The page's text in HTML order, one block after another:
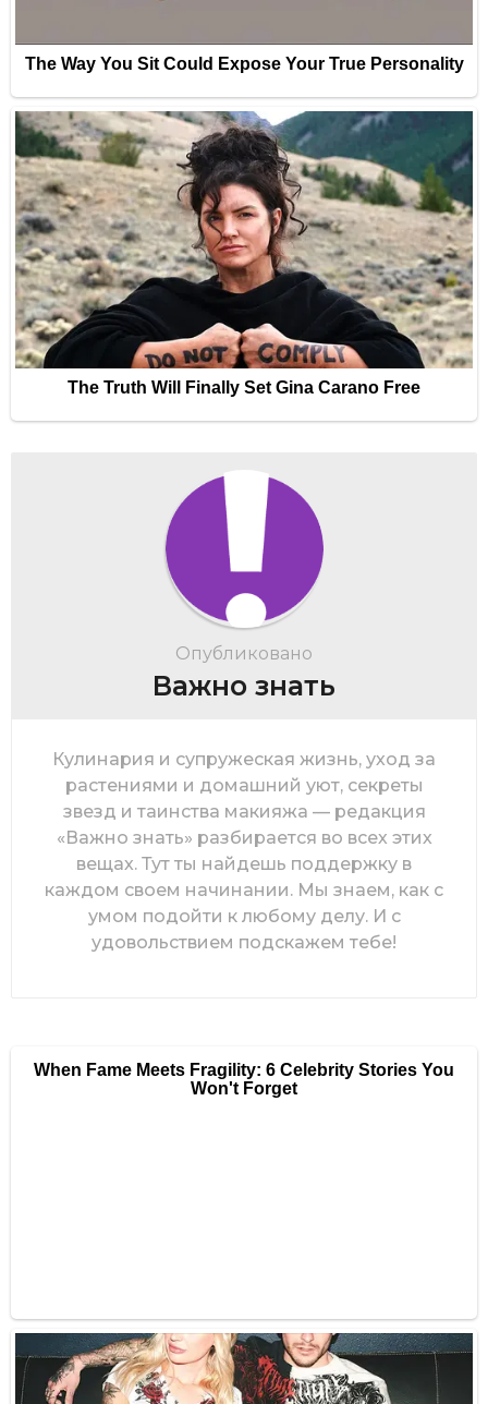
Опубликовано
Важно знать
Кулинария и супружеская жизнь, уход за
растениями и домашний уют, секреты
звезд и таинства макияжа — редакция
«Важно знать» разбирается во всех этих
вещах. Тут ты найдешь поддержку в
каждом своем начинании. Мы знаем, как с
умом подойти к любому делу. И с
удовольствием подскажем тебе!